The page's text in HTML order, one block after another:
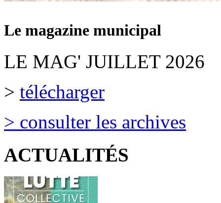
Le magazine municipal
LE MAG' JUILLET 2026
> télécharger
> consulter les archives
ACTUALITÉS